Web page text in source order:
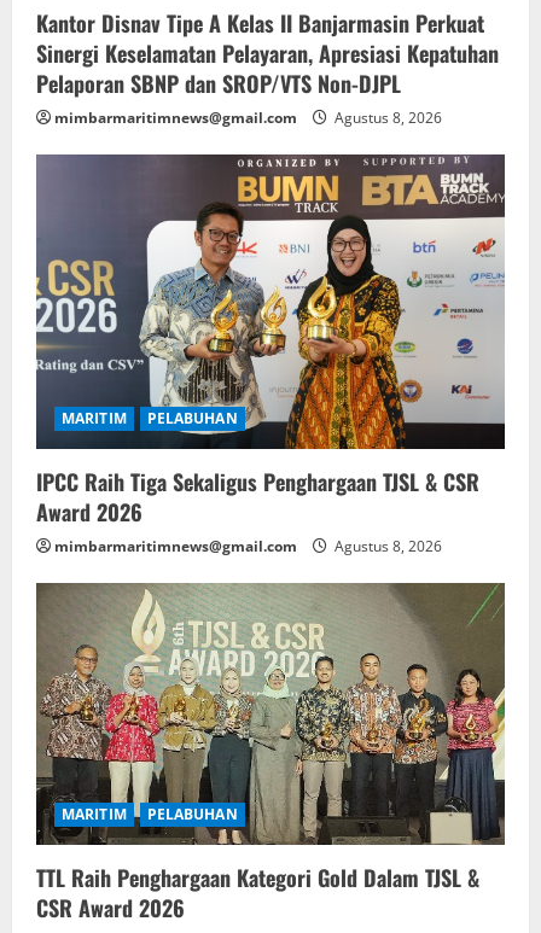
Kantor Disnav Tipe A Kelas II Banjarmasin Perkuat
Sinergi Keselamatan Pelayaran, Apresiasi Kepatuhan
Pelaporan SBNP dan SROP/VTS Non-DJPL
mimbarmaritimnews@gmail.com Agustus 8, 2026
MARITIM PELABUHAN
IPCC Raih Tiga Sekaligus Penghargaan TJSL & CSR
Award 2026
mimbarmaritimnews@gmail.com Agustus 8, 2026
MARITIM PELABUHAN
TTL Raih Penghargaan Kategori Gold Dalam TJSL &
CSR Award 2026